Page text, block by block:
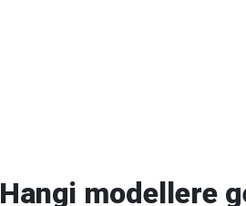
Hangi modellere